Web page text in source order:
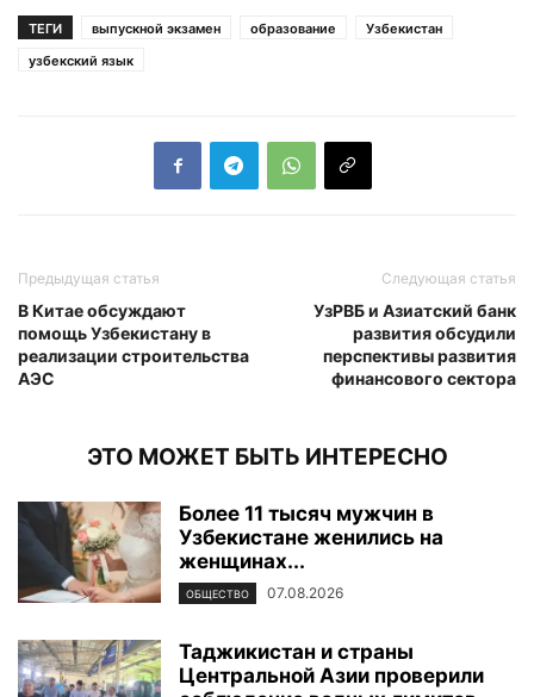
ТЕГИ выпускной экзамен образование
Узбекистан
узбекский язык
Предыдущая статья
В Китае обсуждают
помощь Узбекистану в
реализации строительства
АЭС
Следующая статья
УзРВБ и Азиатский банк
развития обсудили
перспективы развития
финансового сектора
ЭТО МОЖЕТ БЫТЬ ИНТЕРЕСНО
Более 11 тысяч мужчин в
Узбекистане женились на
женщинах...
ОБЩЕСТВО 07.08.2026
Таджикистан и страны
Центральной Азии проверили